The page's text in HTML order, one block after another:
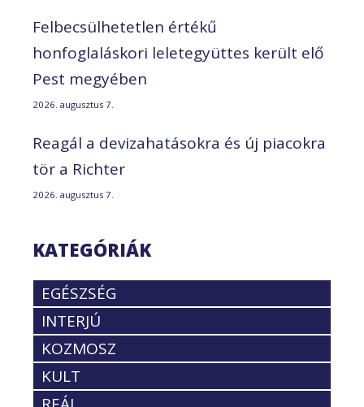
Felbecsülhetetlen értékű
honfoglaláskori leletegyüttes került elő
Pest megyében
2026. augusztus 7.
Reagál a devizahatásokra és új piacokra
tör a Richter
2026. augusztus 7.
KATEGÓRIÁK
EGÉSZSÉG
INTERJÚ
KOZMOSZ
KULT